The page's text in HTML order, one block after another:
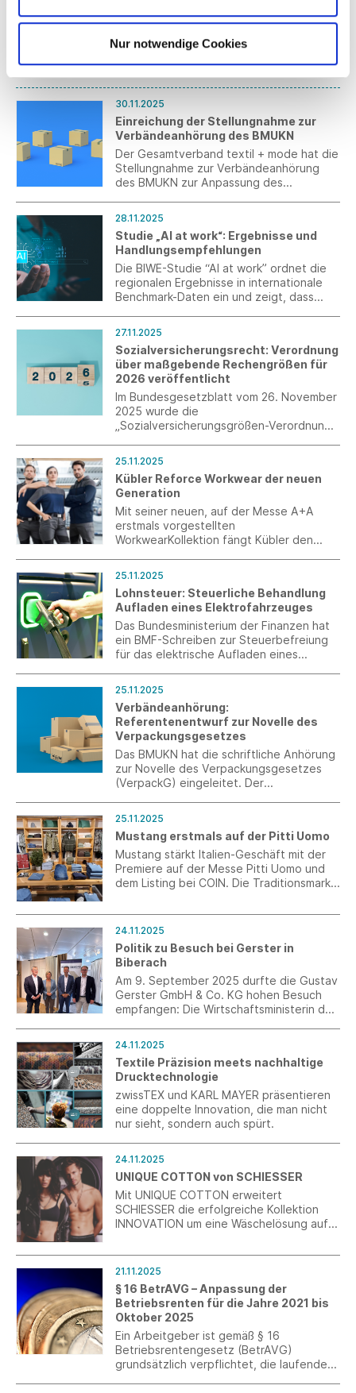
Nur notwendige Cookies
BOSS und Steiff präsentieren BOSS x
Steiff – eine exklusive Zusammenarbeit,
bei der die charakteristische, gehobene
unverkennbar mit dem Markenzeichen
„Knopf im Ohr“.
Nov 2025
30.11.2025
Einreichung der Stellungnahme zur
Verbändeanhörung des BMUKN
Der Gesamtverband textil + mode hat die
Stellungnahme zur Verbändeanhörung
des BMUKN zur Anpassung des
1. Dezember 2025 eingereicht.
28.11.2025
Studie „AI at work“: Ergebnisse und
Handlungsempfehlungen
Die BIWE-Studie “AI at work” ordnet die
regionalen Ergebnisse in internationale
Benchmark-Daten ein und zeigt, dass
von Künstlicher Intelligenz profitieren,
offenbart aber auch ungenutzte
Potenziale.
27.11.2025
Sozialversicherungsrecht: Verordnung
über maßgebende Rechengrößen für
2026 veröffentlicht
Im Bundesgesetzblatt vom 26. November
2025 wurde die
„Sozialversicherungsgrößen-Verordnung
25.11.2025
Kübler Reforce Workwear der neuen
Generation
Mit seiner neuen, auf der Messe A+A
erstmals vorgestellten
WorkwearKollektion fängt Kübler den
stringentem, dynamischem Design auf
neue Weise.
25.11.2025
Lohnsteuer: Steuerliche Behandlung
Aufladen eines Elektrofahrzeuges
Das Bundesministerium der Finanzen hat
ein BMF-Schreiben zur Steuerbefreiung
für das elektrische Aufladen eines
steuerlichen Behandlung der vom
Arbeitnehmer selbst getragenen
Stromkosten veröffentlicht.
25.11.2025
Verbändeanhörung:
Referentenentwurf zur Novelle des
Verpackungsgesetzes
Das BMUKN hat die schriftliche Anhörung
zur Novelle des Verpackungsgesetzes
(VerpackG) eingeleitet. Der
Herstellerverordnung, neue
Recyclingquoten und sieht erhebliche
finanzielle Neubelastungen der
Unternehmen vor.
25.11.2025
Mustang erstmals auf der Pitti Uomo
Mustang stärkt Italien-Geschäft mit der
Premiere auf der Messe Pitti Uomo und
dem Listing bei COIN. Die Traditionsmarke
fort und feiert den erfolgreichen
Markteintritt in Italien.
24.11.2025
Politik zu Besuch bei Gerster in
Biberach
Am 9. September 2025 durfte die Gustav
Gerster GmbH & Co. KG hohen Besuch
empfangen: Die Wirtschaftsministerin des
Landtagsabgeordnete Thomas Dörflinger
sowie eine Delegation der CDU, des
Landratsamts Biberach und der Stadt
Biberach informierten sich vor Ort über
das traditionsreiche
Familienunternehmen.
24.11.2025
Textile Präzision meets nachhaltige
Drucktechnologie
zwissTEX und KARL MAYER präsentieren
eine doppelte Innovation, die man nicht
nur sieht, sondern auch spürt.
24.11.2025
UNIQUE COTTON von SCHIESSER
Mit UNIQUE COTTON erweitert
SCHIESSER die erfolgreiche Kollektion
INNOVATION um eine Wäschelösung auf
unterschiedliche Lebenssituationen und
Körperformen anpasst.
21.11.2025
§ 16 BetrAVG – Anpassung der
Betriebsrenten für die Jahre 2021 bis
Oktober 2025
Ein Arbeitgeber ist gemäß § 16
Betriebsrentengesetz (BetrAVG)
grundsätzlich verpflichtet, die laufenden